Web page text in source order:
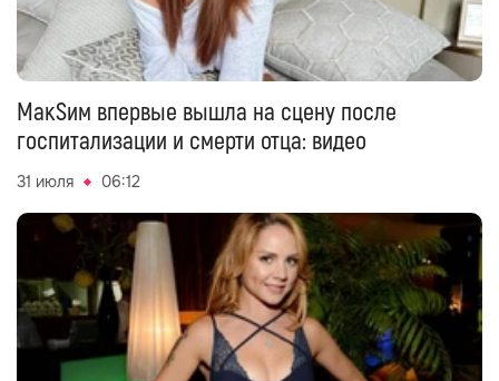
МакSим впервые вышла на сцену после
госпитализации и смерти отца: видео
31 июля 06:12